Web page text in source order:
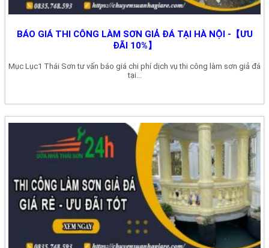
BÁO GIÁ THI CÔNG LÀM SƠN GIẢ ĐÁ TẠI HÀ NỘI -【ƯU
ĐÃI 10%】
Mục Lục1 Thái Sơn tư vấn báo giá chi phí dịch vụ thi công làm sơn giả đá
tại...